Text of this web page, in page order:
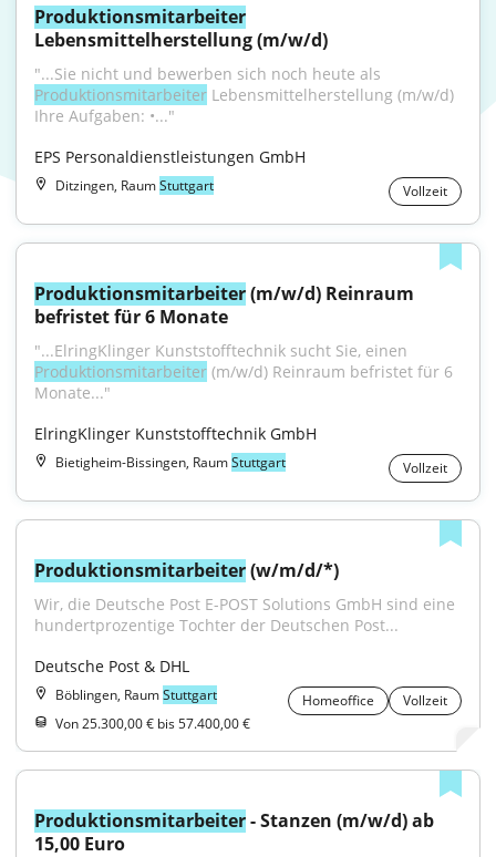
Produktionsmitarbeiter
Lebensmittelherstellung (m/w/d)
Produktionsmitarbeiter Lebensmittelherstellung (m/w/d)
Ihre Aufgaben: •..."
EPS Personaldienstleistungen GmbH
Ditzingen, RaumStuttgart Vollzeit
Produktionsmitarbeiter (m/w/d) Reinraum
befristet für 6 Monate
Produktionsmitarbeiter (m/w/d) Reinraum befristet für 6
Monate..."
ElringKlinger Kunststofftechnik GmbH
Bietigheim-Bissingen, RaumStuttgart Vollzeit
Produktionsmitarbeiter (w/m/d/*)
Wir, die Deutsche Post E-POST Solutions GmbH sind eine
hundertprozentige Tochter der Deutschen Post...
Deutsche Post & DHL
Böblingen, RaumStuttgart Homeoffice
Vollzeit
Von 25.300,00 € bis 57.400,00 €
Produktionsmitarbeiter - Stanzen (m/w/d) ab
15,00 Euro